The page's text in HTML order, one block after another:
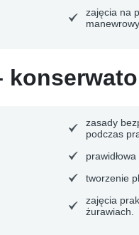
zajęcia na
zasady
podczas
tworzenie
zajęcia
żurawiach.